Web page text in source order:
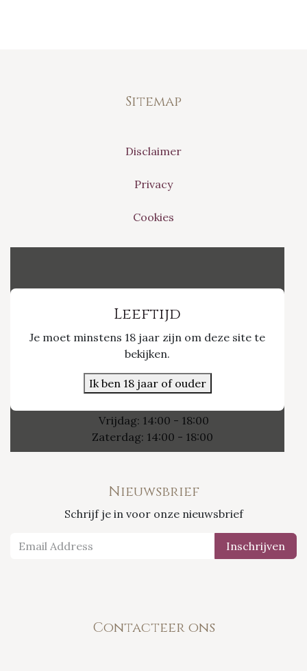
Sitemap
Disclaimer
Privacy
Cookies
Leeftijd
Je moet minstens 18 jaar zijn om deze site te
bekijken.
Ik ben 18 jaar of ouder
Nieuwpoort 21/1
Openingsuren
Vrijdag: 14:00 - 18:00
Zaterdag: 14:00 - 18:00
Nieuwsbrief
Schrijf je in voor onze nieuwsbrief
Inschrijven
Contacteer ons